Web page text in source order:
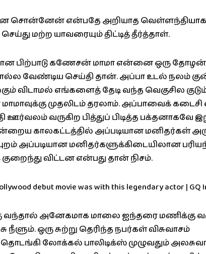
என்பதே அறியாத வெள்ளந்தியாக
மற்ற யாவரையும் திட்டித் தீர்த்தாள்.
பிற்பாடு கணேசன் மாமா என்னை ஒரு
வேண்டிய செய்தி தான். அப்பா உடல் நலம்
விடாமல் எங்களைத் தேடி வந்த வெகுசில
முதலிடம் தரலாம். அப்பாவைக்
வருகிற பித்துப் பிடித்த பக்தனாகவே
காலகட்டத்தில் அப்படியான மனிதர்கள்
அப்படியான மனிதர்களுக்கிடையிலான
விட்டன என்பது தான் நிசம்.
வந்தால் அனேகமாக மாலை ஐந்தரை மணிக்கு
ஒரு சுற்று தெரிந்த நபர்கள் விசுவாசம்
லோக்கல் பாலிடிக்ஸ் முழுவதும்